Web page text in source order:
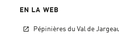
EN LA WEB
Pépinières du Val de